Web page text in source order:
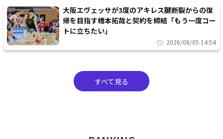
大阪エヴェッサが3度のアキレス腱断裂からの復
帰を目指す橋本拓哉と契約を締結「もう一度コー
トに立ちたい」
2026/08/05 14:54
すべて見る